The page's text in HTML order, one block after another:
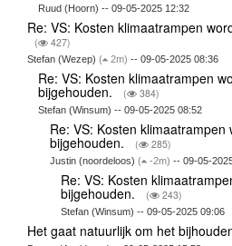
Ruud (Hoorn) -- 09-05-2025 12:32
Re: VS: Kosten klimaatrampen
( 427)
Stefan (Wezep) ( 2m) -- 09-05-2025 08:36
Re: VS: Kosten klimaatrampen
bijgehouden. ( 384)
Stefan (Winsum) -- 09-05-2025 08:52
Re: VS: Kosten klimaatrampen
bijgehouden. ( 285)
Justin (noordeloos) ( -2m) -- 09-05-
Re: VS: Kosten
bijgehouden. ( 243)
Stefan (Winsum) -- 09-05-2025 09:06
Het gaat natuurlijk om het